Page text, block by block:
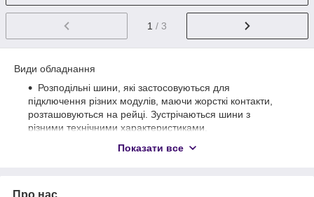
1 / 3
Види обладнання
Розподільні шини, які застосовуються для
підключення різних модулів, маючи жорсткі контакти,
розташовуються на рейці. Зустрічаються шини з
різними технічними характеристиками.
Шини заземлення використовуються для з'єднання
Показати все
Про нас